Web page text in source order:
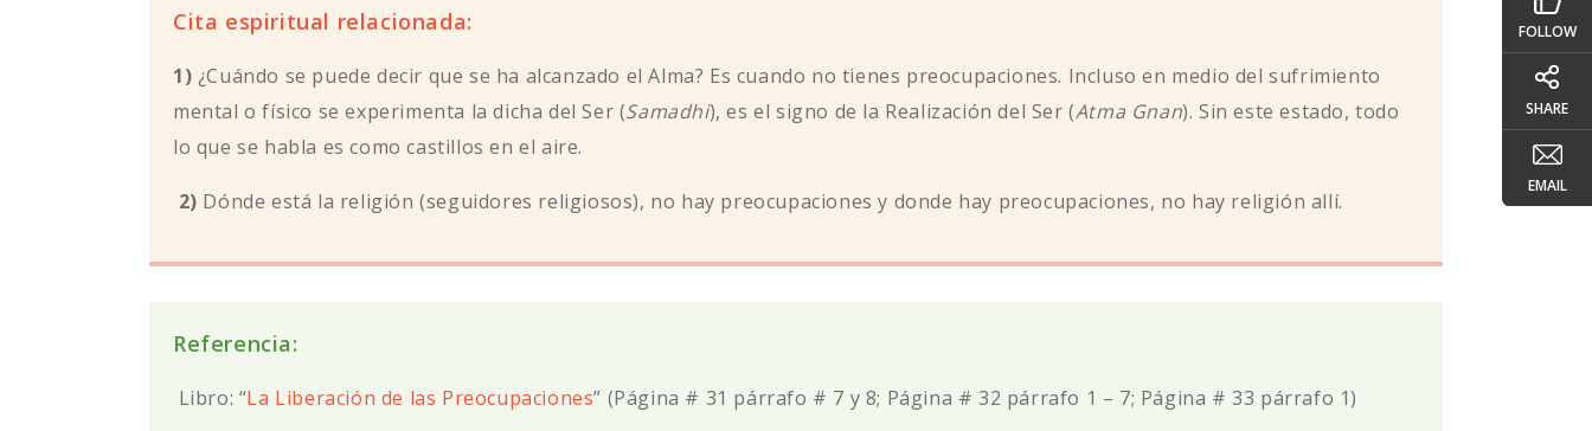
Cita espiritual relacionada:
1) ¿Cuándo se puede decir que se ha alcanzado el Alma? Es cuando no tienes preocupaciones. Incluso en medio del sufrimiento
mental o físico se experimenta la dicha del Ser (Samadhi), es el signo de la Realización del Ser (Atma Gnan). Sin este estado, todo
lo que se habla es como castillos en el aire.
2) Dónde está la religión (seguidores religiosos), no hay preocupaciones y donde hay preocupaciones, no hay religión allí.
Referencia:
Libro: “La Liberación de las Preocupaciones” (Página # 31 párrafo # 7 y 8; Página # 32 párrafo 1 – 7; Página # 33 párrafo 1)
FOLLOW
SHARE
EMAIL